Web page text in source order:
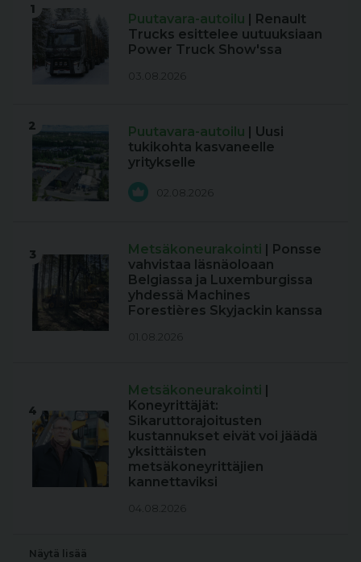
1
Puutavara-autoilu | Renault
Trucks esittelee uutuuksiaan
Power Truck Show'ssa
03.08.2026
2 Puutavara-autoilu | Uusi
tukikohta kasvaneelle
yritykselle
02.08.2026
3 Metsäkoneurakointi | Ponsse
vahvistaa läsnäoloaan
Belgiassa ja Luxemburgissa
yhdessä Machines
Forestières Skyjackin kanssa
01.08.2026
4
Metsäkoneurakointi |
Koneyrittäjät:
Sikaruttorajoitusten
kustannukset eivät voi jäädä
yksittäisten
metsäkoneyrittäjien
kannettaviksi
04.08.2026
Näytä lisää